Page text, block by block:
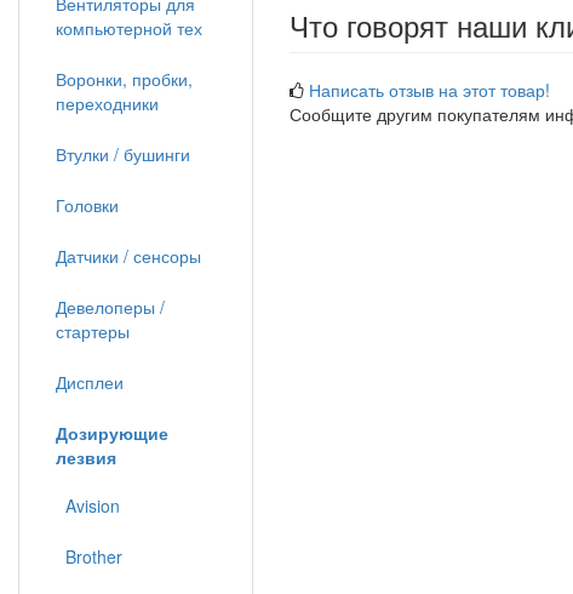
Что говорят наши
Написать отзыв на этот товар!
Сообщите другим покупателям
компьютерной тех
Воронки, пробки,
переходники
Втулки / бушинги
Головки
Датчики / сенсоры
Девелоперы /
стартеры
Дисплеи
Дозирующие
лезвия
Avision
Brother